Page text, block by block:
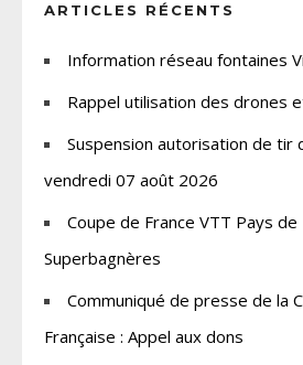
ARTICLES RÉCENTS
Information réseau fontaines
Rappel utilisation des drones
Suspension autorisation de tir
vendredi 07 août 2026
Coupe de France VTT Pays de
Superbagnères
Communiqué de presse de la
Française : Appel aux dons